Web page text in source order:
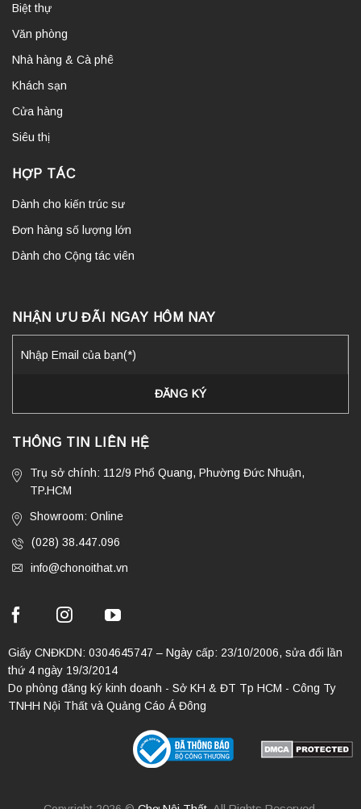
Biệt thự
Văn phòng
Nhà hàng & Cà phê
Khách sạn
Cửa hàng
Siêu thị
HỢP TÁC
Dành cho kiến trúc sư
Đơn hàng số lượng lớn
Dành cho Cộng tác viên
NHẬN ƯU ĐÃI NGAY HÔM NAY
THÔNG TIN LIÊN HỆ
Trụ sở chính: 112/9 Phổ Quang, Phường Đức Nhuận,
TP.HCM
Showroom: Online
(028) 38.447.096
info@chonoithat.vn
Giấy CNĐKDN: 0304645747 – Ngày cấp: 23/10/2006, sửa đổi lần
thứ 4 ngày 19/3/2014
Do phòng đăng ký kinh doanh - Sở KH & ĐT Tp HCM - Công Ty
TNHH Nội Thất và Quảng Cáo Á Đông